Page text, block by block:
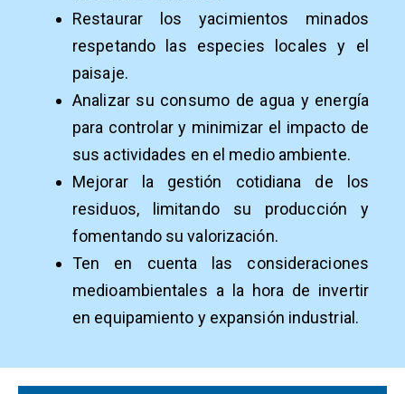
Restaurar los yacimientos minados
respetando las especies locales y el
paisaje.
Analizar su consumo de agua y energía
para controlar y minimizar el impacto de
sus actividades en el medio ambiente.
Mejorar la gestión cotidiana de los
residuos, limitando su producción y
fomentando su valorización.
Ten en cuenta las consideraciones
medioambientales a la hora de invertir
en equipamiento y expansión industrial.